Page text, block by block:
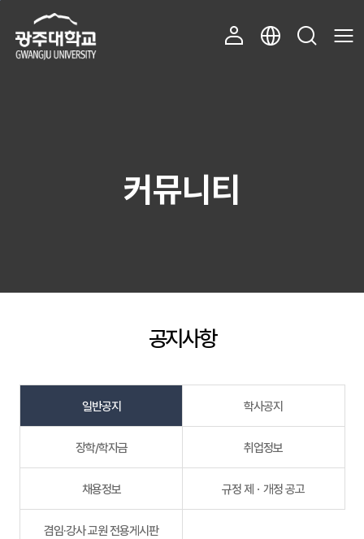
커뮤니티
공지사항
일반공지 학사공지
장학/학자금 취업정보
채용정보 규정 제ㆍ개정 공고
겸임·강사 교원 전용게시판